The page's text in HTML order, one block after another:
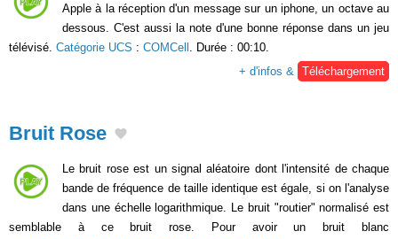
Apple à la réception d'un message sur un iphone, un octave au
dessous. C'est aussi la note d'une bonne réponse dans un jeu
télévisé. Catégorie UCS : COMCell . Durée : 00:10.
+ d'infos &
Téléchargement
Bruit Rose
Le bruit rose est un signal aléatoire dont l'intensité de chaque
bande de fréquence de taille identique est égale, si on l'analyse
dans une échelle logarithmique. Le bruit "routier" normalisé est
semblable à ce bruit rose. Pour avoir un bruit blanc